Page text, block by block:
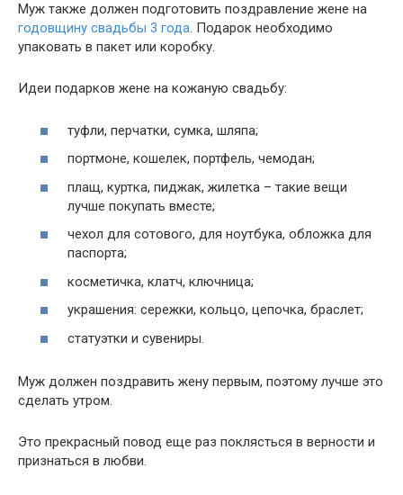
Муж также должен подготовить поздравление жене на
годовщину свадьбы 3 года. Подарок необходимо
упаковать в пакет или коробку.
Идеи подарков жене на кожаную свадьбу:
туфли, перчатки, сумка, шляпа;
портмоне, кошелек, портфель, чемодан;
плащ, куртка, пиджак, жилетка – такие вещи
лучше покупать вместе;
чехол для сотового, для ноутбука, обложка для
паспорта;
косметичка, клатч, ключница;
украшения: сережки, кольцо, цепочка, браслет;
статуэтки и сувениры.
Муж должен поздравить жену первым, поэтому лучше это
сделать утром.
Это прекрасный повод еще раз поклясться в верности и
признаться в любви.